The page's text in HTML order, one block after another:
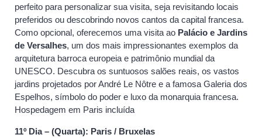
perfeito para personalizar sua visita, seja revisitando locais
preferidos ou descobrindo novos cantos da capital francesa.
Como opcional, oferecemos uma visita ao Palácio e Jardins
de Versalhes, um dos mais impressionantes exemplos da
arquitetura barroca europeia e patrimônio mundial da
UNESCO. Descubra os suntuosos salões reais, os vastos
jardins projetados por André Le Nôtre e a famosa Galeria dos
Espelhos, símbolo do poder e luxo da monarquia francesa.
Hospedagem em Paris incluída
11º Dia – (Quarta): Paris / Bruxelas